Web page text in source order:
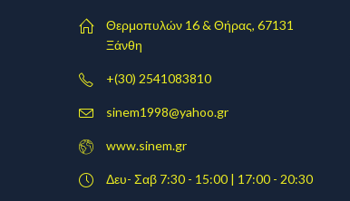
Θερμοπυλών 16 & Θήρας, 67131
Ξάνθη
+(30) 2541083810
sinem1998@yahoo.gr
www.sinem.gr
Δευ- Σαβ 7:30 - 15:00 | 17:00 - 20:30